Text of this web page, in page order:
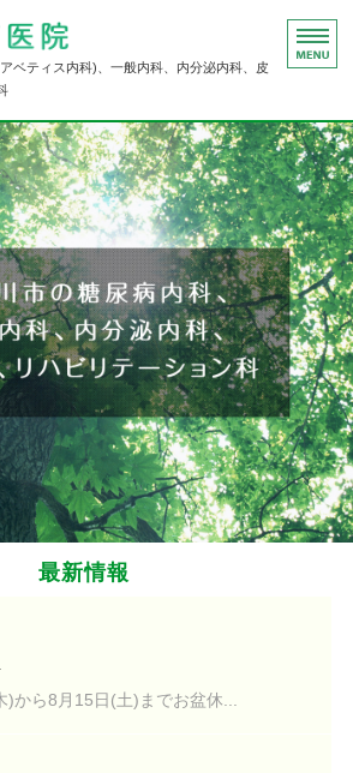
医療法人楠医院｜大阪府寝屋川
ベティス内科)、一般内科、内分泌内科、皮
最新情報
から8月15日(土)までお盆休...